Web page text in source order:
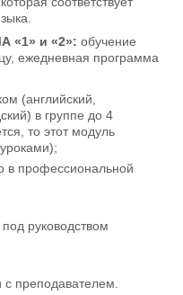
«1» и «2»: обучение
ежедневная программа
(английский,
в группе до 4
то этот модуль
в профессиональной
руководством
преподавателем.